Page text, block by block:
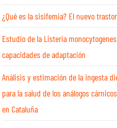
¿Qué es la sisifemia? El nuevo
Estudio de la Listeria
capacidades de adaptación
Análisis y estimación de la ingesta
para la salud de los análogos
en Cataluña